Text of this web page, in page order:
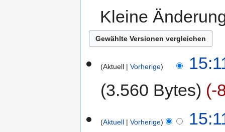
Kleine
Aktuell Vorherige
3.560 Bytes
-
Aktuell Vorherige